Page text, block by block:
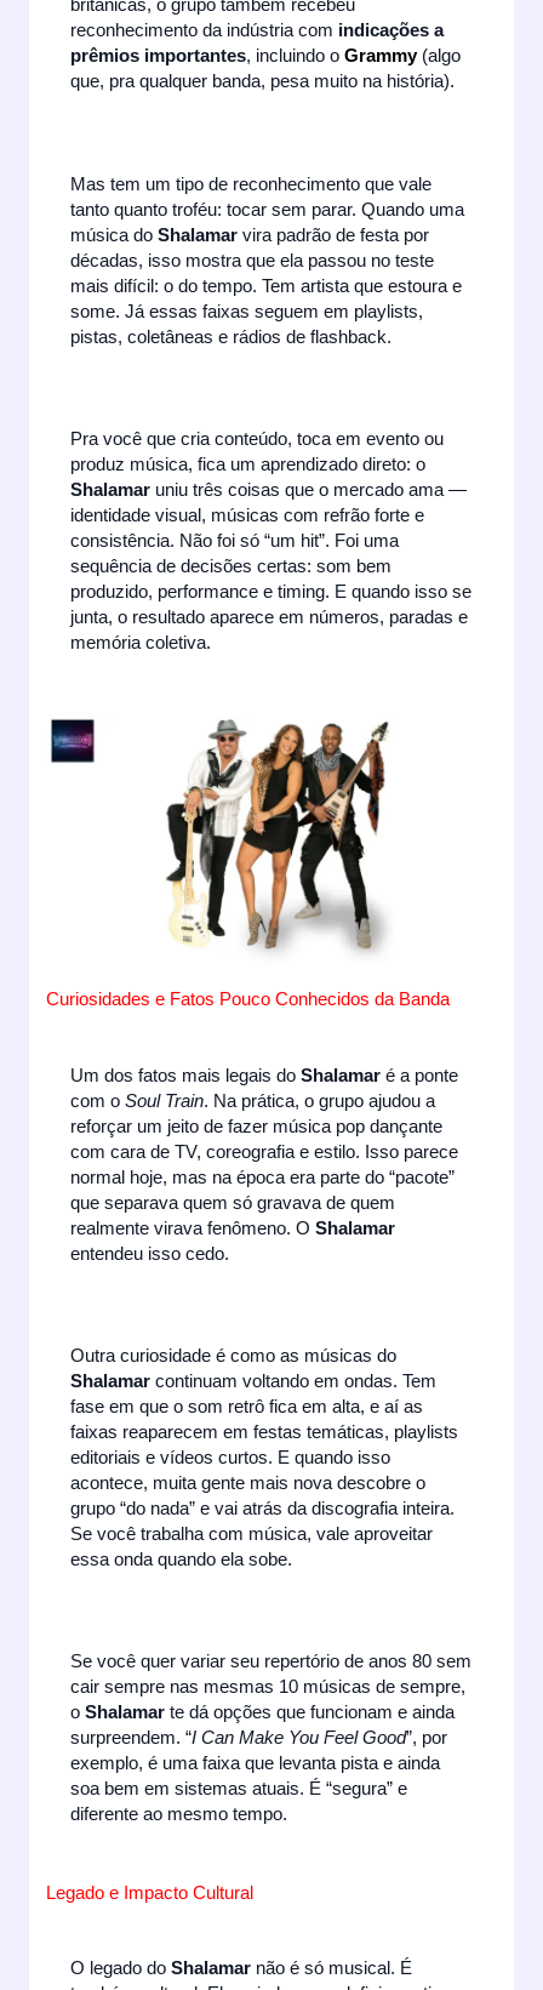
britânicas, o grupo também recebeu
reconhecimento da indústria com indicações a
prêmios importantes, incluindo oGrammy(algo
que, pra qualquer banda, pesa muito na história).
Mas tem um tipo de reconhecimento que vale
tanto quanto troféu: tocar sem parar. Quando uma
música doShalamar vira padrão de festa por
décadas, isso mostra que ela passou no teste
mais difícil: o do tempo. Tem artista que estoura e
some. Já essas faixas seguem em playlists,
pistas, coletâneas e rádios de flashback.
Pra você que cria conteúdo, toca em evento ou
produz música, fica um aprendizado direto: o
Shalamar uniu três coisas que o mercado ama —
identidade visual, músicas com refrão forte e
consistência. Não foi só “um hit”. Foi uma
sequência de decisões certas: som bem
produzido, performance e timing. E quando isso se
junta, o resultado aparece em números, paradas e
memória coletiva.
Curiosidades e Fatos Pouco Conhecidos da Banda
Um dos fatos mais legais doShalamar é a ponte
com oSoul Train. Na prática, o grupo ajudou a
reforçar um jeito de fazer música pop dançante
com cara de TV, coreografia e estilo. Isso parece
normal hoje, mas na época era parte do “pacote”
que separava quem só gravava de quem
realmente virava fenômeno. OShalamar
entendeu isso cedo.
Outra curiosidade é como as músicas do
Shalamar continuam voltando em ondas. Tem
fase em que o som retrô fica em alta, e aí as
faixas reaparecem em festas temáticas, playlists
editoriais e vídeos curtos. E quando isso
acontece, muita gente mais nova descobre o
grupo “do nada” e vai atrás da discografia inteira.
Se você trabalha com música, vale aproveitar
essa onda quando ela sobe.
Se você quer variar seu repertório de anos 80 sem
cair sempre nas mesmas 10 músicas de sempre,
oShalamar te dá opções que funcionam e ainda
surpreendem. “I Can Make You Feel Good”, por
exemplo, é uma faixa que levanta pista e ainda
soa bem em sistemas atuais. É “segura” e
diferente ao mesmo tempo.
Legado e Impacto Cultural
O legado doShalamar não é só musical. É